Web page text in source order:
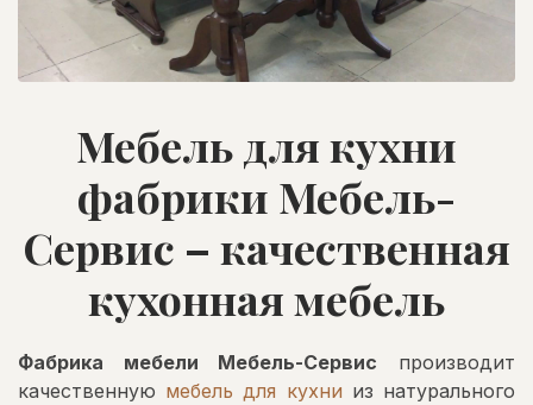
Мебель для кухни
фабрики Мебель-
Сервис – качественная
кухонная мебель
Фабрика мебели Мебель-Сервис производит
качественную мебель для кухни из натурального